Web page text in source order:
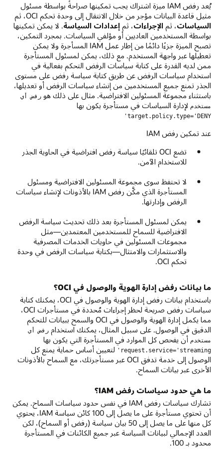
يُعد رفض IAM ميزة اشتراك يجب تمكينها صراحةً بواسطة مسئول
مثيل قاعدة البيانات مؤجر من خلال الانتقال إلى وحدة تحكم OCI، ثم
السياسات، ثم الإجراءات، ثم إعدادات السياسة. لا يمكن تمكينها
بواسطة المستخدمين العاديين أو مؤلفي السياسات. بمجرد التمكين،
تصبح الميزة جزءًا دائمًا من إطار عمل IAM المسأجرة ولا يمكن
تعطيلها عبر واجهة المستخدم. مع ذلك، يمكن لمسئول المستأجرة
ممن لديه القدرة على كتابة سياسات الرفض التحكم بفعالية في
استخدام سياسات الرفض عن طريق كتابة سياسة رفض على مستوى
الجذر تمنع جميع المستخدمين من إنشاء سياسات الرفض أو تعديلها،
باستثناء مجموعة المسئولين الافتراضية. مثال على ذلك هو رفض أي
مستخدم لإدارة السياسات في مستأجرة يكون بها
target.policy.type='DENY'
عند تمكين رفض IAM
تضع OCI تلقائيًا سياسة رفض افتراضية في الحاوية الجذر
للاستخدام الآمن.
لا تحتفظ سوى مجموعة المسئولين الافتراضية ومسئول
المستأجرة الذي مكَّن رفض IAM بالأذونات لإنشاء سياسات
الرفض وإدارتها.
يمكن لمسئول المستأجرة بعد ذلك تحديث سياسة الرفض
الافتراضية للسماح للمستخدمين المعتمدين—مثل
مجموعات المسئولين في حاويات الخدمات المصرفية
والاستثمارات والامتثال—بكتابة سياسات الرفض في وحدة
تحكم OCI.
ما بيانات رفض إدارة الهوية والوصول في OCI؟
باستخدام بيانات رفض إدارة الهوية والوصول في OCI، يمكنك كتابة
سياسات رفض صريحة لحظر إجراءات مُحددة في مستأجرات OCI،
مما يكمل إدارة الهوية والوصول في OCI والسمح ببيانات للتحكم
الدقيق في الوصول. على سبيل المثال، يمكنك استخدام رفض أي
مستخدم أن يفحص كل الموارد في المستأجرة التي يكون بها
request.service='streaming'
لتعيين أساس حماية يمنع كل
الوصول إلى خدمة تدفق OCI عبر مستأجرتك، مع السماح بالأذونات
الأخرى عبر بيانات السماح.
ما هي حدود سياسات رفض IAM؟
تشارك سياسات رفض IAM في نفس حدود سياسات السماح. يمكن
أن تحتوي مستأجرة على ما يصل إلى 100 كائن سياسة IAM، يحتوي
كل منها على ما يصل إلى 50 بيان سياسة (رفض أو السماح)، لكن
العدد الإجمالي لبيانات السياسة عبر جميع الكائنات في المستأجرة
محدود بـ 100.